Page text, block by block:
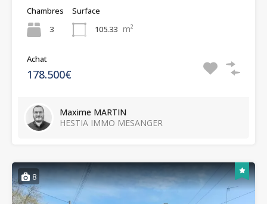
Chambres
3
Surface
105.33 m²
Achat
178.500€
Maxime MARTIN
HESTIA IMMO MESANGER
8